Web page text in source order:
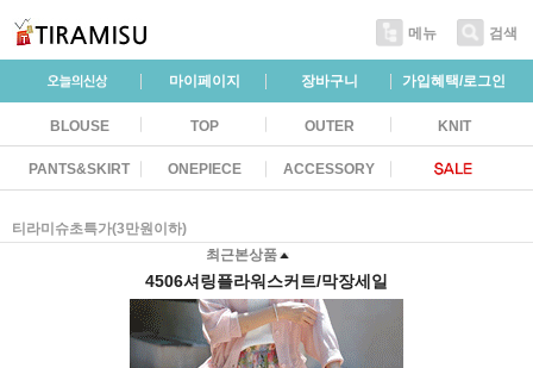
메뉴 검색
마이페이지 장바구니 가입혜택/로그인
BLOUSE TOP OUTER KNIT
PANTS&SKIRT ONEPIECE ACCESSORY
티라미슈초특가(3만원이하)
최근본상품
4506셔링플라워스커트/막장세일